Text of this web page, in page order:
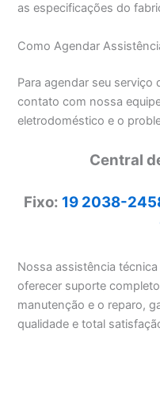
as especificações do
Como Agendar
Para agendar seu serviço
contato com nossa
eletrodoméstico e o
Central
Fixo: 19 2038-
Nossa assistência
oferecer suporte
manutenção e o reparo,
qualidade e total